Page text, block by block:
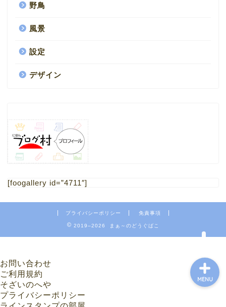
野鳥
風景
設定
デザイン
[foogallery id=”4711″]
プライバシーポリシー 免責事項
2019–2026 まぁ～のどうぐばこ
お問い合わせ
ご利用規約
そざいのへや
プライバシーポリシー
MENU
4.フリー素材 写真